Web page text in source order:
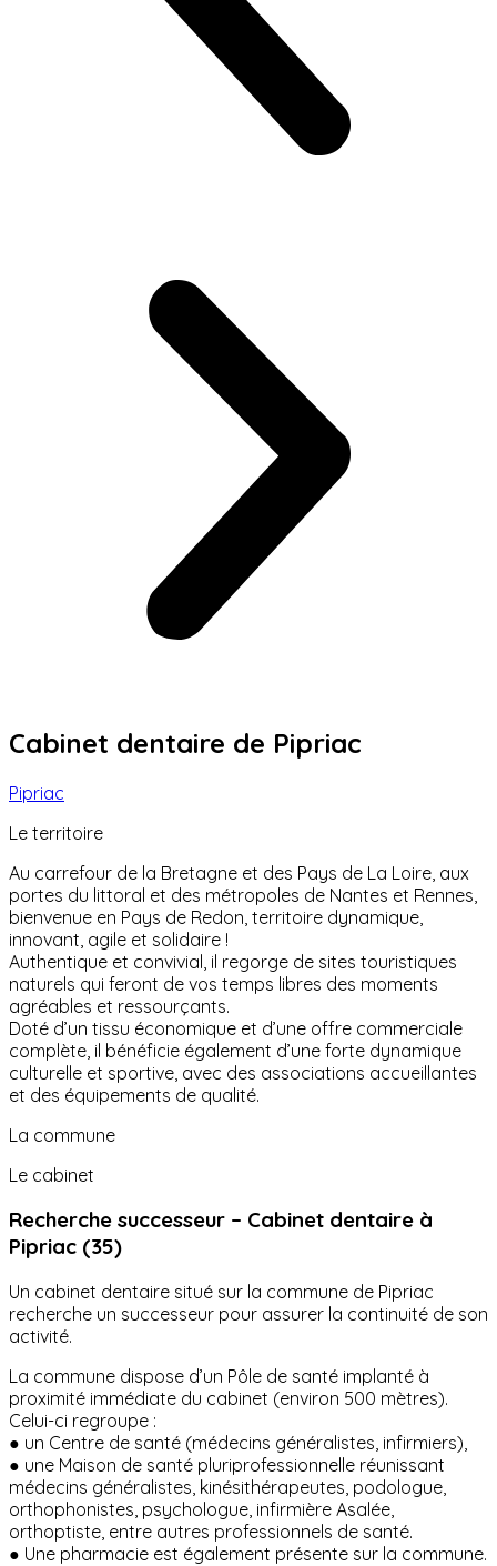
Cabinet dentaire de Pipriac
Pipriac
Le territoire
Au carrefour de la Bretagne et des Pays de La Loire, aux
portes du littoral et des métropoles de Nantes et Rennes,
bienvenue en Pays de Redon, territoire dynamique,
innovant, agile et solidaire !
Authentique et convivial, il regorge de sites touristiques
naturels qui feront de vos temps libres des moments
agréables et ressourçants.
Doté d’un tissu économique et d’une offre commerciale
complète, il bénéficie également d’une forte dynamique
culturelle et sportive, avec des associations accueillantes
et des équipements de qualité.
La commune
Le cabinet
Recherche successeur – Cabinet dentaire à
Pipriac (35)
Un cabinet dentaire situé sur la commune de Pipriac
recherche un successeur pour assurer la continuité de son
activité.
La commune dispose d’un Pôle de santé implanté à
proximité immédiate du cabinet (environ 500 mètres).
Celui-ci regroupe :
● un Centre de santé (médecins généralistes, infirmiers),
● une Maison de santé pluriprofessionnelle réunissant
médecins généralistes, kinésithérapeutes, podologue,
orthophonistes, psychologue, infirmière Asalée,
orthoptiste, entre autres professionnels de santé.
● Une pharmacie est également présente sur la commune.